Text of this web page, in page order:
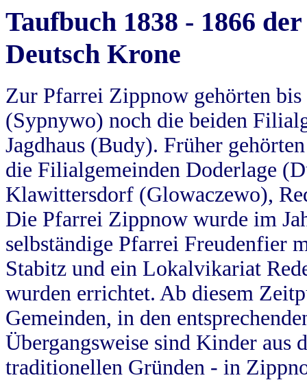
Taufbuch 1838 - 1866
Deutsch Krone
Zur Pfarrei Zippnow gehörten
(Sypnywo) noch die beiden
Jagdhaus (Budy). Früher
die Filialgemeinden Doderlage
Klawittersdorf (Glowaczewo),
Die Pfarrei Zippnow wurde im
selbständige Pfarrei Freudenfier
Stabitz und ein Lokalvikariat
wurden errichtet. Ab diesem
Gemeinden, in den
Übergangsweise sind Kinder aus
traditionellen Gründen - in